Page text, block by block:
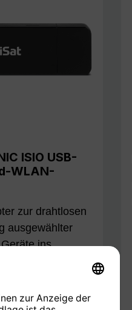
ISIO USB-
WLAN-
zur drahtlosen
ausgewählter
ins